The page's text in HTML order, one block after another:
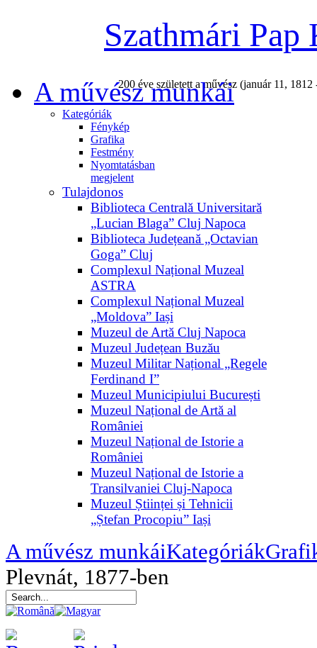
Szathmári Pap
200 éve született a művész (január 11,
A művész munkái
Kategóriák
Fénykép
Grafika
Festmény
Nyomtatásban
megjelent
Tulajdonos
Biblioteca Centrală Universitară
„Lucian Blaga” Cluj Napoca
Biblioteca Județeană „Octavian
Goga” Cluj
Complexul Național Muzeal
ASTRA
Complexul Național Muzeal
„Moldova” Iași
Muzeul de Artă Cluj Napoca
Muzeul Județean Buzău
Muzeul Militar Național „Regele
Ferdinand I”
Muzeul Municipiului București
Muzeul Național de Artă al
României
Muzeul Național de Istorie a
României
Muzeul Național de Istorie a
Transilvaniei Cluj-Napoca
Muzeul Științei și Tehnicii
„Ștefan Procopiu” Iași
A művész munkáiKategóriák
Plevnát, 1877-ben